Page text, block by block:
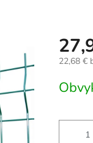
22,68 €
cena: